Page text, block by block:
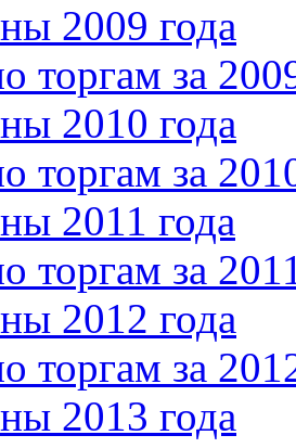
2009 года
торгам за
2010 года
торгам за
2011 года
торгам за
2012 года
торгам за
2013 года